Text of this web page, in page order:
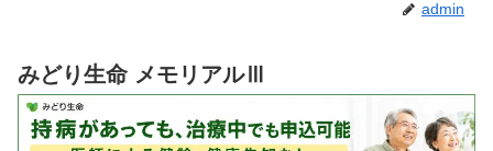
admin
みどり生命 メモリアルⅢ